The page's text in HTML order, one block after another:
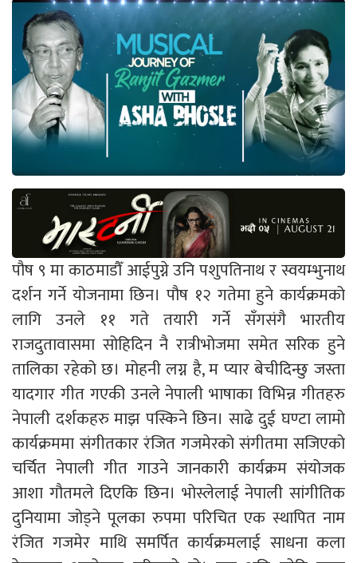
पौष ९ मा काठमाडौँ आईपुग्ने उनि पशुपतिनाथ र स्वयम्भुनाथ
दर्शन गर्ने योजनामा छिन। पौष १२ गतेमा हुने कार्यक्रमको
लागि उनले ११ गते तयारी गर्ने सँगसंगै भारतीय
राजदुतावासमा सोहिदिन नै रात्रीभोजमा समेत सरिक हुने
तालिका रहेको छ। मोहनी लग्न है, म प्यार बेचीदिन्छु जस्ता
यादगार गीत गएकी उनले नेपाली भाषाका विभिन्न गीतहरु
नेपाली दर्शकहरु माझ पस्किने छिन। साढे दुई घण्टा लामो
कार्यक्रममा संगीतकार रंजित गजमेरको संगीतमा सजिएको
चर्चित नेपाली गीत गाउने जानकारी कार्यक्रम संयोजक
आशा गौतमले दिएकि छिन। भोस्लेलाई नेपाली सांगीतिक
दुनियामा जोड्ने पूलका रुपमा परिचित एक स्थापित नाम
रंजित गजमेर माथि समर्पित कार्यक्रमलाई साधना कला